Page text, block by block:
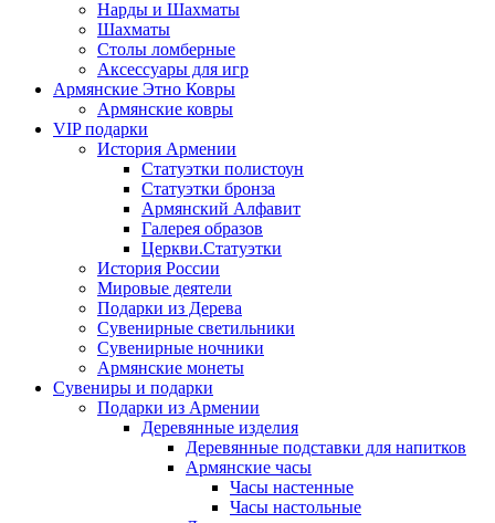
Нарды и Шахматы
Шахматы
Столы ломберные
Аксессуары для игр
Армянские Этно Ковры
Армянские ковры
VIP подарки
История Армении
Статуэтки полистоун
Статуэтки бронза
Армянский Алфавит
Галерея образов
Церкви.Статуэтки
История России
Мировые деятели
Подарки из Дерева
Сувенирные светильники
Сувенирные ночники
Армянские монеты
Сувениры и подарки
Подарки из Армении
Деревянные изделия
Деревянные подставки для напитков
Армянские часы
Часы настенные
Часы настольные